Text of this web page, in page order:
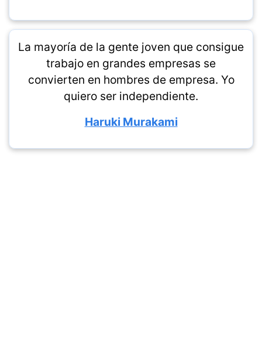
La mayoría de la gente joven que consigue
trabajo en grandes empresas se
convierten en hombres de empresa. Yo
quiero ser independiente.
Haruki Murakami